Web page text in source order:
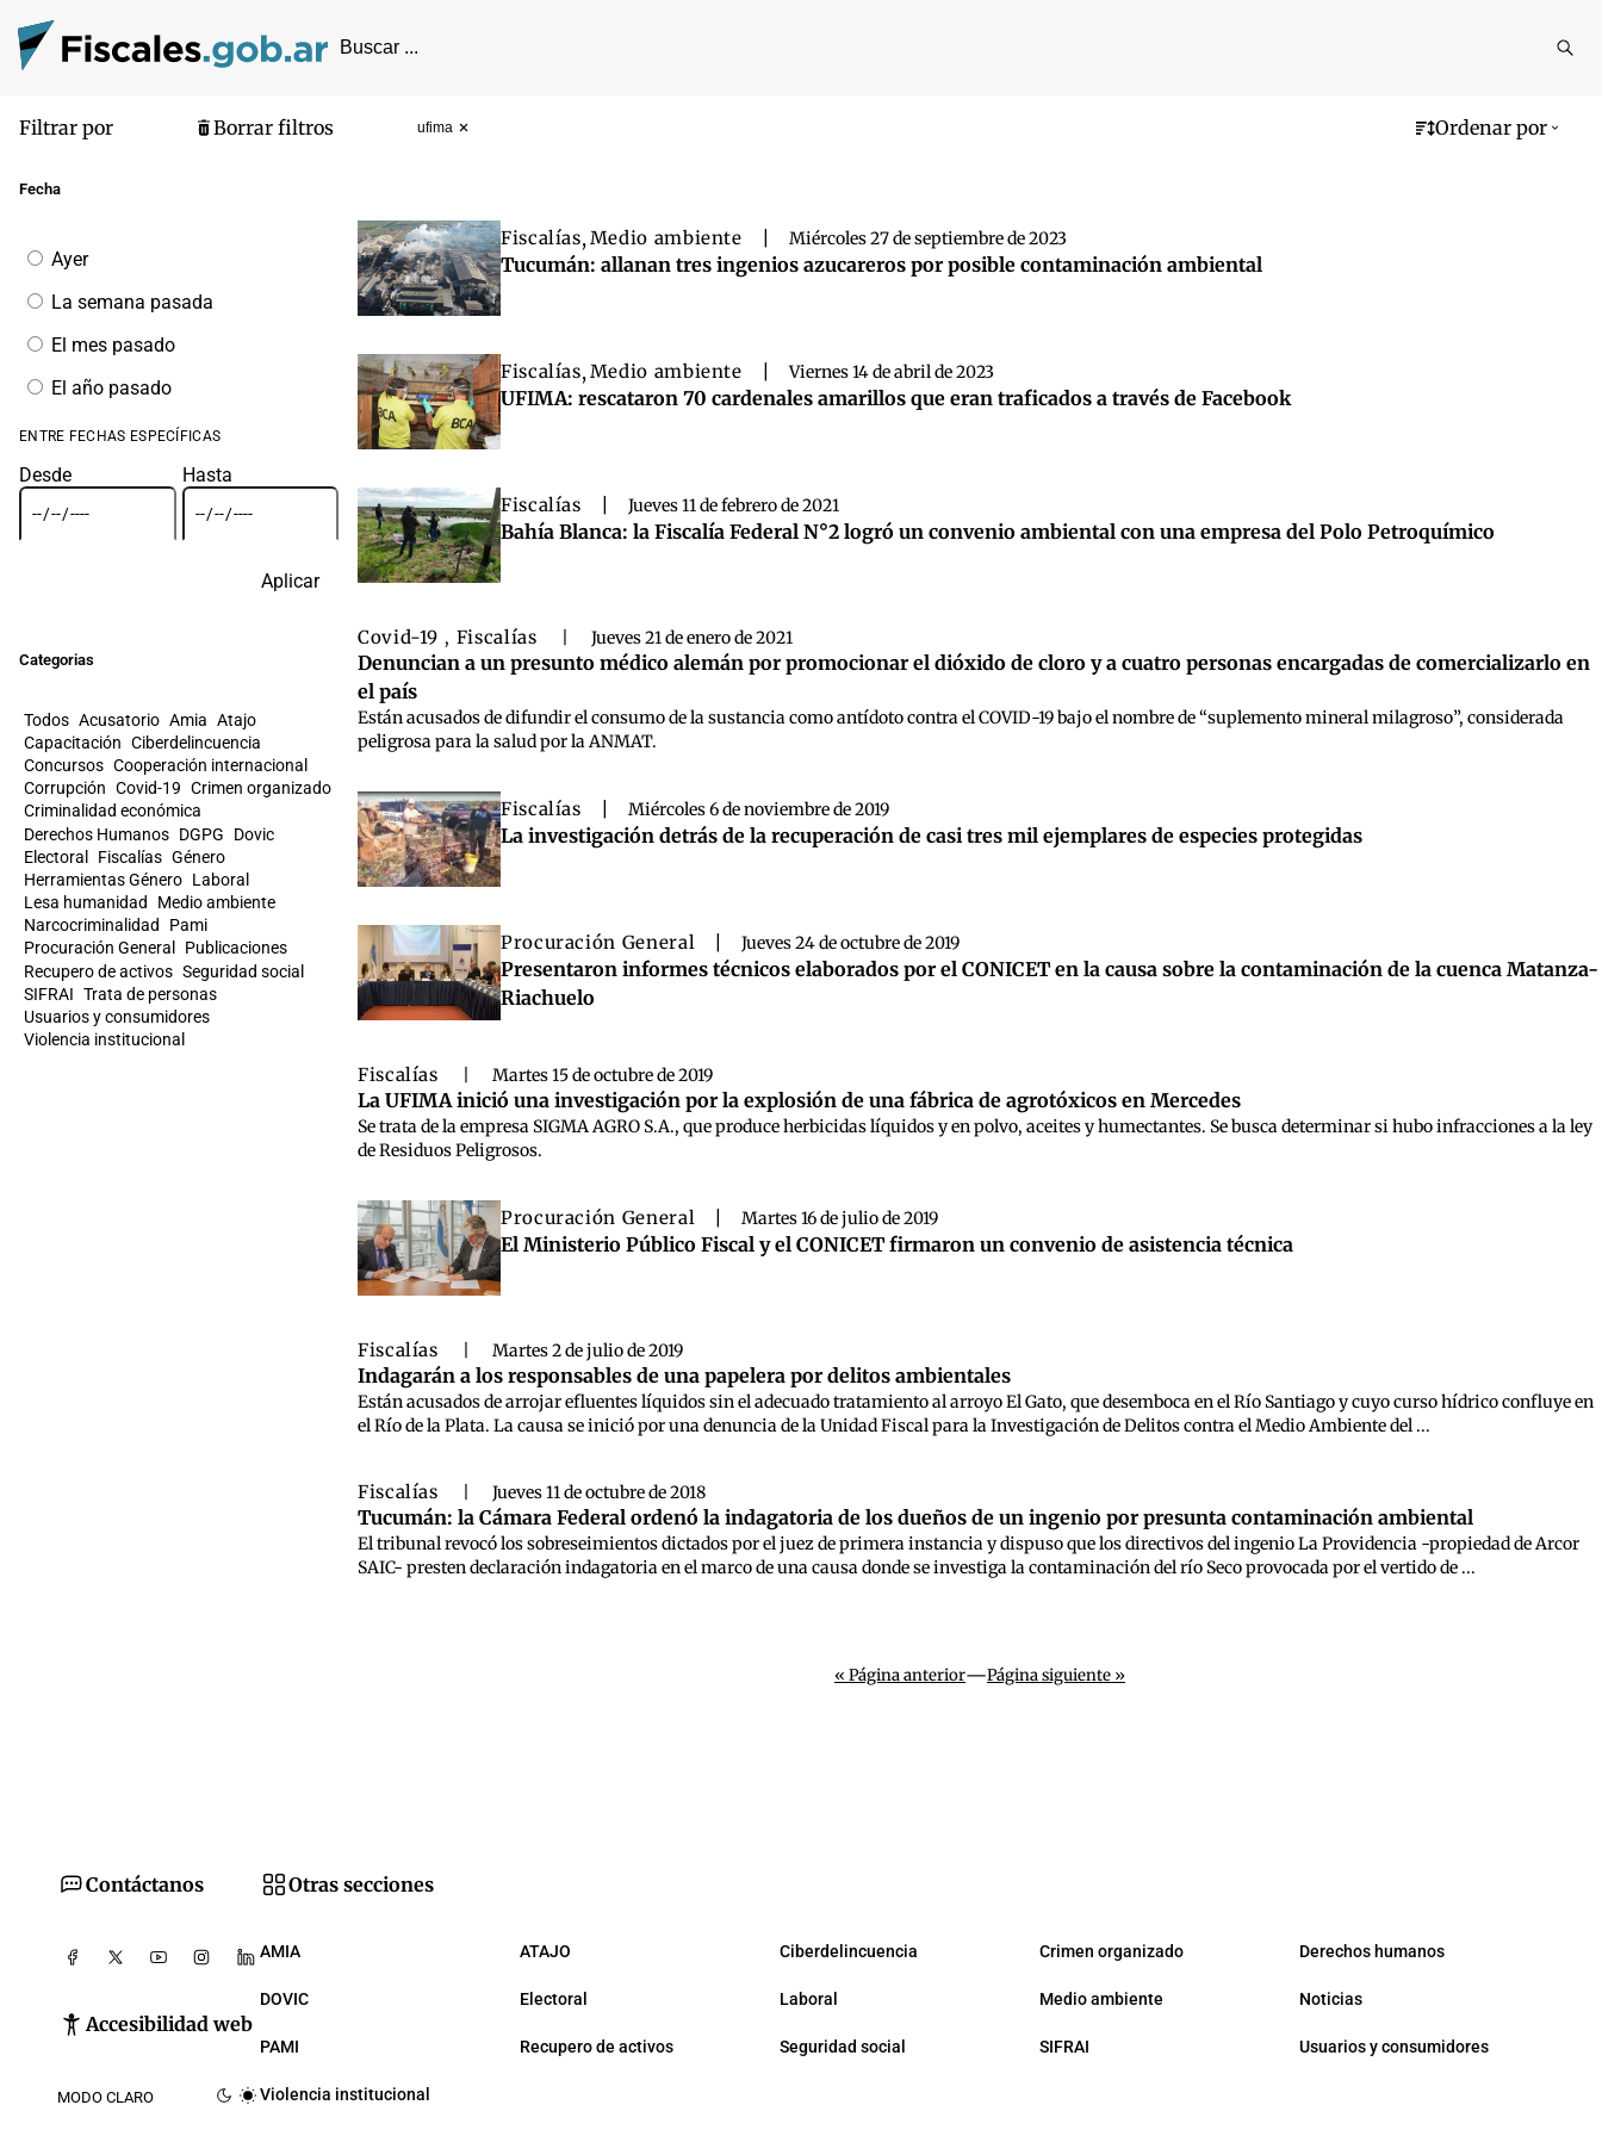
Filtrar por Borrar filtros ufima Ordenar por
Fecha
Filtrar
por
fecha
Ayer
La semana pasada
El mes pasado
El año pasado
ENTRE FECHAS ESPECÍFICAS
Desde Hasta
Aplicar
Categorias
Todos Acusatorio Amia Atajo
Capacitación Ciberdelincuencia
Concursos Cooperación internacional
Corrupción Covid-19 Crimen organizado
Criminalidad económica
Derechos Humanos DGPG
Dovic
Electoral
Fiscalías Género
Herramientas Género Laboral
Lesa humanidad
Medio ambiente
Narcocriminalidad
Pami
Procuración General
Publicaciones
Recupero de activos Seguridad social
SIFRAI Trata de personas
Usuarios y consumidores
Violencia institucional
Fiscalías,Medio ambiente Miércoles 27 de septiembre de 2023
Tucumán: allanan tres ingenios azucareros por posible contaminación ambiental
Fiscalías,Medio ambiente Viernes 14 de abril de 2023
UFIMA: rescataron 70 cardenales amarillos que eran traficados a través de Facebook
Fiscalías Jueves 11 de febrero de 2021
Bahía Blanca: la Fiscalía Federal N°2 logró un convenio ambiental con una empresa del Polo Petroquímico
Covid-19 , Fiscalías Jueves 21 de enero de 2021
Denuncian a un presunto médico alemán por promocionar el dióxido de cloro y a cuatro personas encargadas de comercializarlo en
el país
Están acusados de difundir el consumo de la sustancia como antídoto contra el COVID-19 bajo el nombre de “suplemento mineral milagroso”, considerada
peligrosa para la salud por la ANMAT.
Fiscalías Miércoles 6 de noviembre de 2019
La investigación detrás de la recuperación de casi tres mil ejemplares de especies protegidas
Procuración General Jueves 24 de octubre de 2019
Presentaron informes técnicos elaborados por el CONICET en la causa sobre la contaminación de la cuenca Matanza-
Riachuelo
Fiscalías Martes 15 de octubre de 2019
La UFIMA inició una investigación por la explosión de una fábrica de agrotóxicos en Mercedes
Se trata de la empresa SIGMA AGRO S.A., que produce herbicidas líquidos y en polvo, aceites y humectantes. Se busca determinar si hubo infracciones a la ley
de Residuos Peligrosos.
Procuración General Martes 16 de julio de 2019
El Ministerio Público Fiscal y el CONICET firmaron un convenio de asistencia técnica
Fiscalías Martes 2 de julio de 2019
Indagarán a los responsables de una papelera por delitos ambientales
Están acusados de arrojar efluentes líquidos sin el adecuado tratamiento al arroyo El Gato, que desemboca en el Río Santiago y cuyo curso hídrico confluye en
el Río de la Plata. La causa se inició por una denuncia de la Unidad Fiscal para la Investigación de Delitos contra el Medio Ambiente del ...
Fiscalías Jueves 11 de octubre de 2018
Tucumán: la Cámara Federal ordenó la indagatoria de los dueños de un ingenio por presunta contaminación ambiental
El tribunal revocó los sobreseimientos dictados por el juez de primera instancia y dispuso que los directivos del ingenio La Providencia -propiedad de Arcor
SAIC- presten declaración indagatoria en el marco de una causa donde se investiga la contaminación del río Seco provocada por el vertido de ...
« Página anterior—Página siguiente »
Contáctanos
Accesibilidad web
MODO CLARO
Otras secciones
AMIA ATAJO Ciberdelincuencia Crimen organizado Derechos humanos
DOVIC Electoral Laboral Medio ambiente Noticias
PAMI Recupero de activos Seguridad social SIFRAI Usuarios y consumidores
Violencia institucional